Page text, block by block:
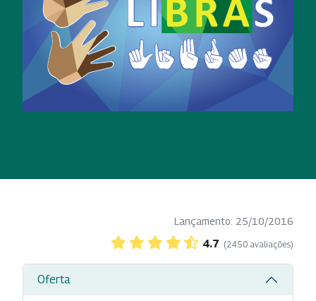
Lançamento: 25/10/2016
4.7 (2450 avaliações)
Oferta